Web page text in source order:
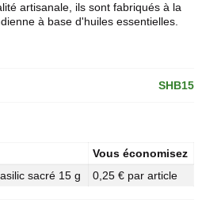
artisanale, ils sont fabriqués à la
à base d'huiles essentielles.
SHB15
Vous économisez
sacré 15 g
0,25 € par article